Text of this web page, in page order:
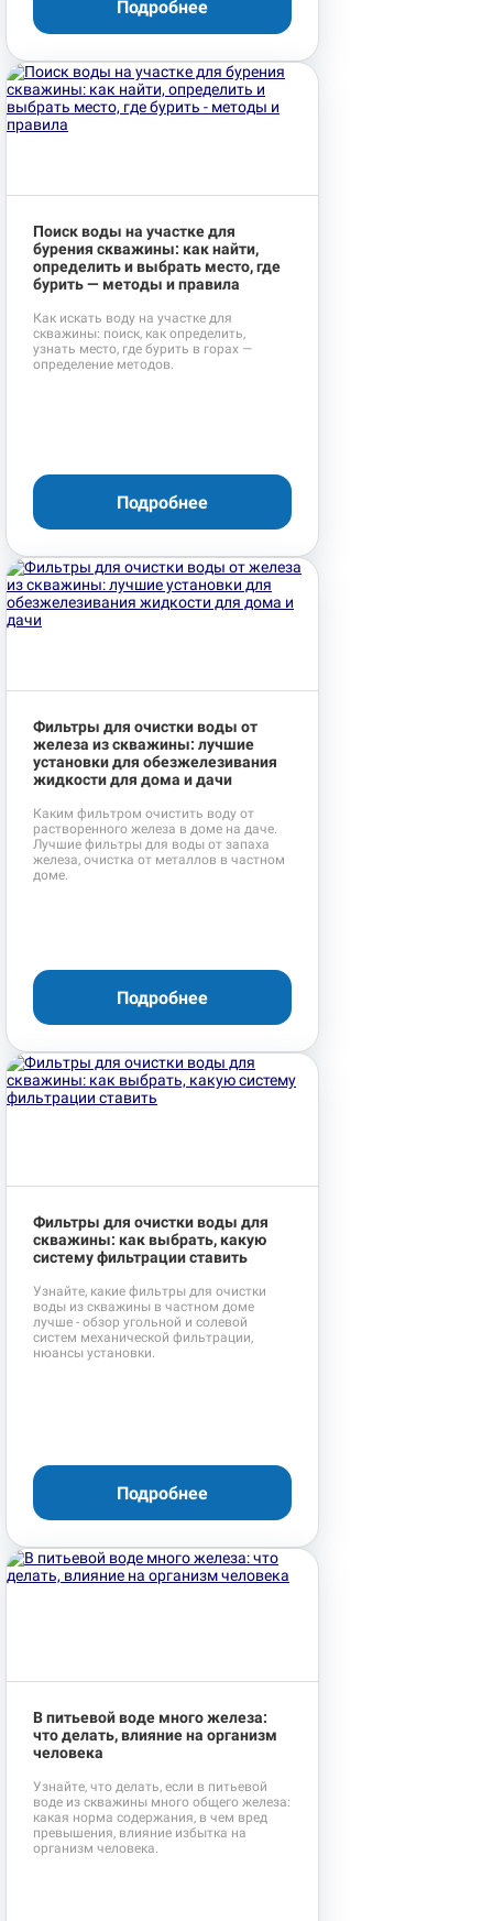
Подробнее
Поиск воды на участке для
бурения скважины: как найти,
определить и выбрать место, где
бурить — методы и правила
Как искать воду на участке для
скважины: поиск, как определить,
узнать место, где бурить в горах —
определение методов.
Подробнее
Фильтры для очистки воды от
железа из скважины: лучшие
установки для обезжелезивания
жидкости для дома и дачи
Каким фильтром очистить воду от
растворенного железа в доме на даче.
Лучшие фильтры для воды от запаха
железа, очистка от металлов в частном
доме.
Подробнее
Фильтры для очистки воды для
скважины: как выбрать, какую
систему фильтрации ставить
Узнайте, какие фильтры для очистки
воды из скважины в частном доме
лучше - обзор угольной и солевой
систем механической фильтрации,
нюансы установки.
Подробнее
В питьевой воде много железа:
что делать, влияние на организм
человека
Узнайте, что делать, если в питьевой
воде из скважины много общего железа:
какая норма содержания, в чем вред
превышения, влияние избытка на
организм человека.